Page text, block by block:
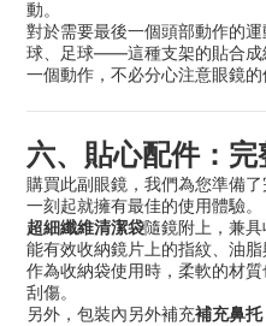
動。
對於需要最後一個頭部動作的運
球、足球——這種支架的貼合
一個動作，不必分心注意眼鏡的
六、貼心配件：
購買此副眼鏡，我們為您準備
一刻起就擁有最佳的使用體驗。
超細纖維清潔袋隨鏡附上，兼
能有效收納鏡片上的指紋、油
作為​​收納袋使用時，柔軟的材
刮傷。
另外，包裝內另外補充補充鼻托